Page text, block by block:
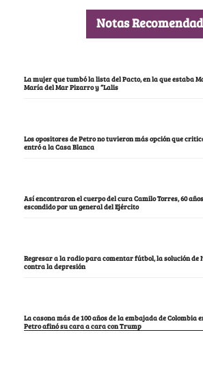
Notas
La mujer que tumbó la lista del Pacto, en la que estaba
María del Mar Pizarro y “Lalis
Los opositores de Petro no tuvieron más opción que
entró a la Casa Blanca
Así encontraron el cuerpo del cura Camilo Torres, 60
escondido por un general del Ejército
Regresar a la radio para comentar fútbol, la solución
contra la depresión
La casona más de 100 años de la embajada de Colombia
Petro afinó su cara a cara con Trump